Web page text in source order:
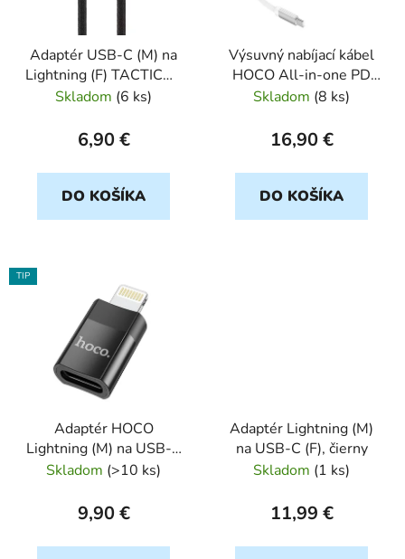
Adaptér USB-C (M) na
Lightning (F) TACTICAL
čiernočervený
Skladom (6 ks)
6,90 €
DO KOŠÍKA
Výsuvný nabíjací kábel
HOCO All-in-one PD
3A 60W, 0,95m, biela
Skladom (8 ks)
16,90 €
DO KOŠÍKA
TIP
Adaptér HOCO
Lightning (M) na USB-C
(F) UA17, čierny
Skladom (>10 ks)
9,90 €
Adaptér Lightning (M)
na USB-C (F), čierny
Skladom (1 ks)
11,99 €